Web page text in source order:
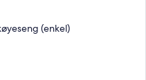
(enkel)